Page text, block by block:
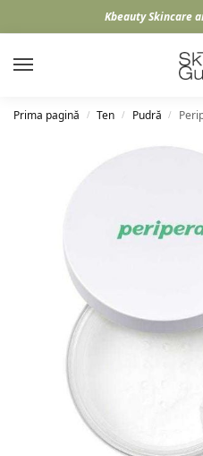
Kbeauty Skincare
Prima pagină / Ten / Pudră /